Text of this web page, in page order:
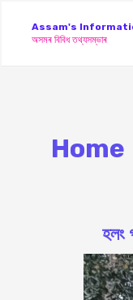
Assam's
অসমৰ বিবিধ তথ্যসম্ভাৰ
Home
হলং